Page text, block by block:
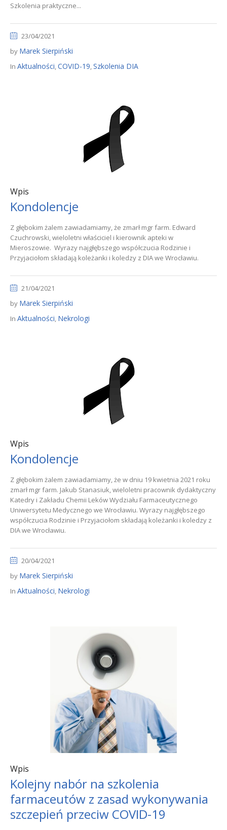
Szkolenia praktyczne...
23/04/2021
by Marek Sierpiński
In Aktualności,COVID-19,Szkolenia DIA
Wpis
Kondolencje
Z głębokim żalem zawiadamiamy, że zmarł mgr farm. Edward
Czuchrowski, wieloletni właściciel i kierownik apteki w
Mieroszowie. Wyrazy najgłębszego współczucia Rodzinie i
Przyjaciołom składają koleżanki i koledzy z DIA we Wrocławiu.
21/04/2021
by Marek Sierpiński
In Aktualności, Nekrologi
Wpis
Kondolencje
Z głębokim żalem zawiadamiamy, że w dniu 19 kwietnia 2021 roku
zmarł mgr farm. Jakub Stanasiuk, wieloletni pracownik dydaktyczny
Katedry i Zakładu Chemii Leków Wydziału Farmaceutycznego
Uniwersytetu Medycznego we Wrocławiu. Wyrazy najgłębszego
współczucia Rodzinie i Przyjaciołom składają koleżanki i koledzy z
DIA we Wrocławiu.
20/04/2021
by Marek Sierpiński
In Aktualności, Nekrologi
Wpis
Kolejny nabór na szkolenia
farmaceutów z zasad wykonywania
szczepień przeciw COVID-19